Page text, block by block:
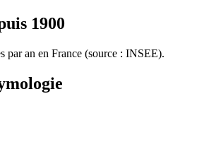
1900
par an en France (source : INSEE).